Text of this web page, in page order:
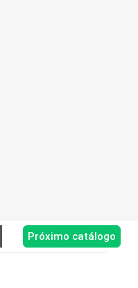
Próximo catálogo